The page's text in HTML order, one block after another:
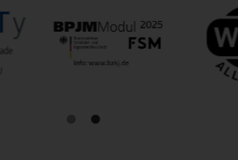
gibt, dass sie mit der Verarbeitung der
Daten einverstanden ist.